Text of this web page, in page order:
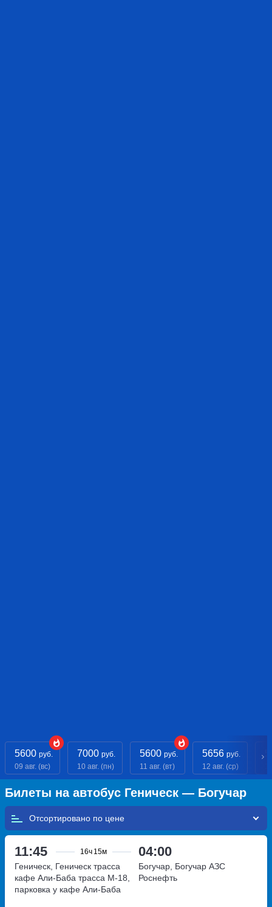
5600 руб.
09 авг. (вс)
7000 руб.
10 авг. (пн)
5600 руб.
11 авг. (вт)
5656 руб.
12 авг. (ср)
Билеты на автобус Геническ — Богучар
Отсортировано по
11:45 16ч 15м 04:00
Геническ, Геническ трасса
кафе Али-Баба трасса М-18,
парковка у кафе Али-Баба
Богучар, Богучар АЗС
Роснефть